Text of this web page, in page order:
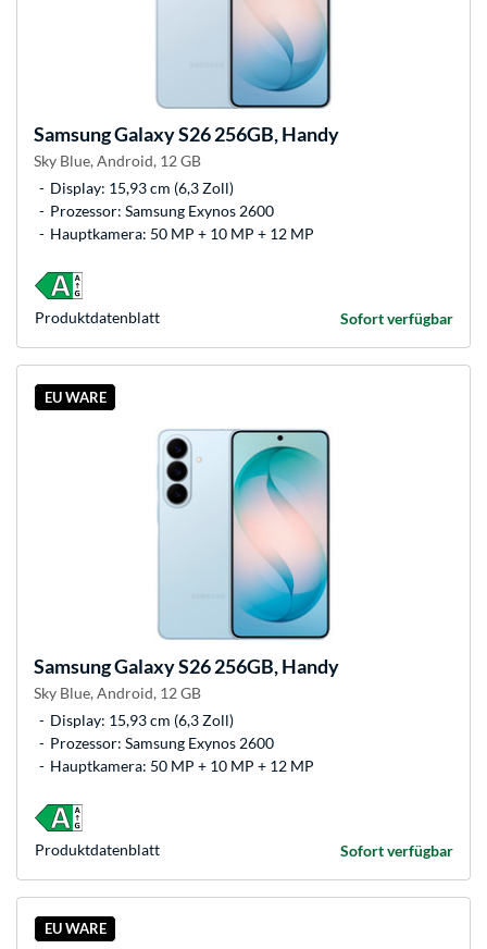
SamsungGalaxy S26 256GB, Handy
Sky Blue, Android, 12 GB
Display: 15,93 cm (6,3 Zoll)
Prozessor: Samsung Exynos 2600
Hauptkamera: 50 MP + 10 MP + 12 MP
Sofort verfügbar
Produkt­datenblatt
EU WARE
SamsungGalaxy S26 256GB, Handy
Sky Blue, Android, 12 GB
Display: 15,93 cm (6,3 Zoll)
Prozessor: Samsung Exynos 2600
Hauptkamera: 50 MP + 10 MP + 12 MP
Sofort verfügbar
Produkt­datenblatt
EU WARE